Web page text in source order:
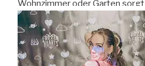
Wohnzimmer oder Garten sorgt